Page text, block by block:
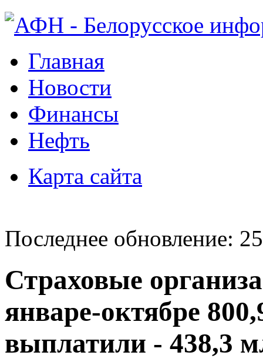
Главная
Новости
Финансы
Нефть
Карта сайта
Последнее обновление:
Страховые
январе-октябре
выплатили - 438,3